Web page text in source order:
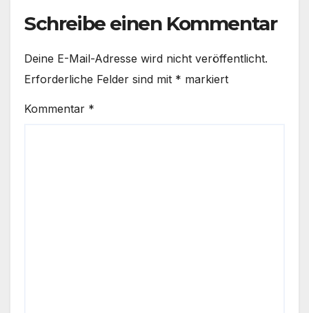
Schreibe einen Kommentar
Deine E-Mail-Adresse wird nicht veröffentlicht.
Erforderliche Felder sind mit * markiert
Kommentar *